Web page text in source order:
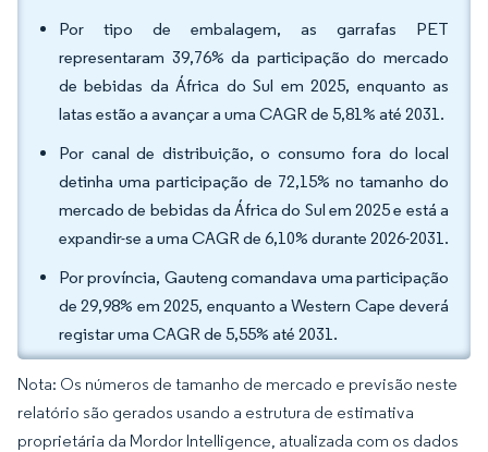
Por tipo de embalagem, as garrafas PET
representaram 39,76% da participação do mercado
de bebidas da África do Sul em 2025, enquanto as
latas estão a avançar a uma CAGR de 5,81% até 2031.
Por canal de distribuição, o consumo fora do local
detinha uma participação de 72,15% no tamanho do
mercado de bebidas da África do Sul em 2025 e está a
expandir-se a uma CAGR de 6,10% durante 2026-2031.
Por província, Gauteng comandava uma participação
de 29,98% em 2025, enquanto a Western Cape deverá
registar uma CAGR de 5,55% até 2031.
Nota: Os números de tamanho de mercado e previsão neste
relatório são gerados usando a estrutura de estimativa
proprietária da Mordor Intelligence, atualizada com os dados